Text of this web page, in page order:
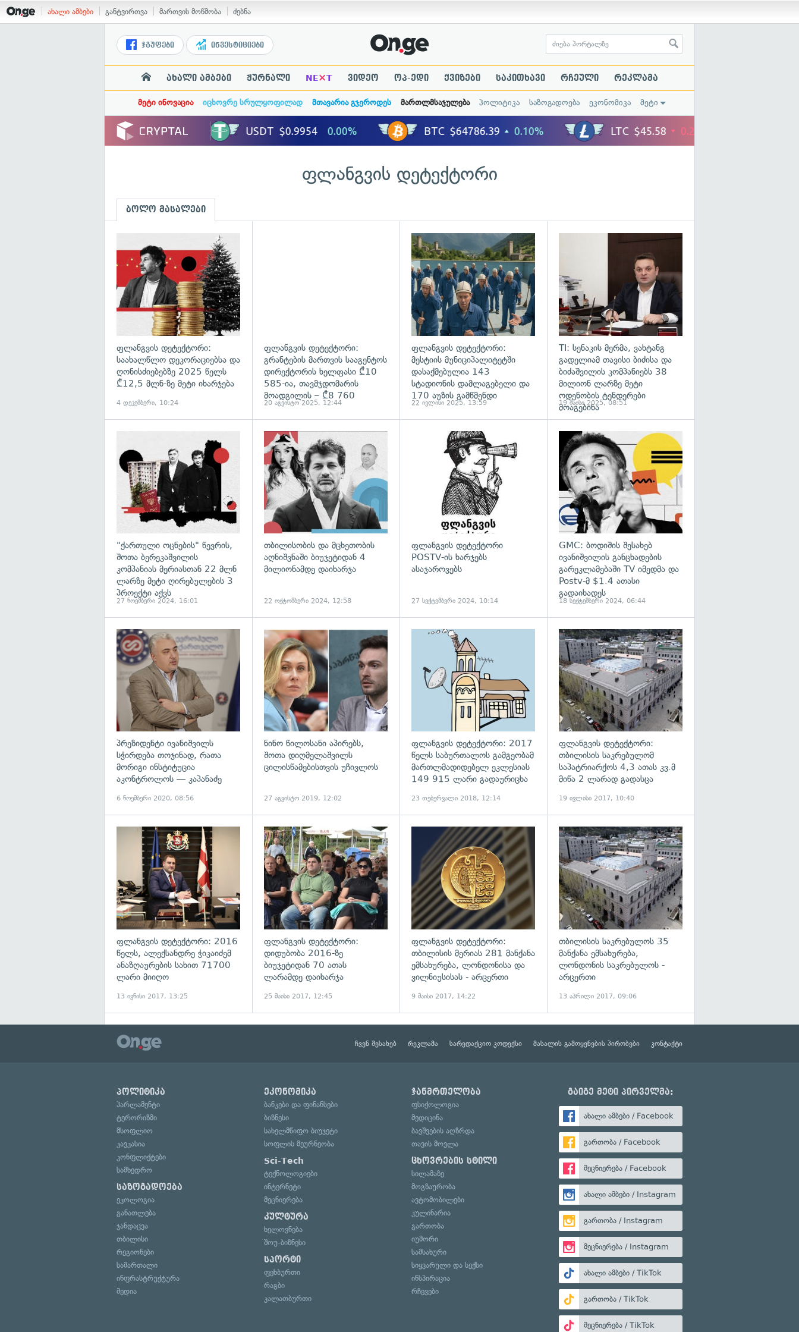
ახალი ამბები განტვირთვა მართვის მოწმობა ძებნა
ჯგუფები ინვესტიციები
ახალი ამბები ჟურნალი NE×T ვიდეო ოპ-ედი ქვიზები საკითხავი რჩეული რეკლამა
მეტი ინოვაცია იცხოვრე სრულყოფილად მთავარია გჯეროდეს მართლმსაჯულება პოლიტიკა საზოგადოება ეკონომიკა მეტი
ფლანგვის დეტექტორი
ბოლო მასალები
ფლანგვის დეტექტორი:
საახალწლო დეკორაციებსა და
ღონისძიებებზე 2025 წელს
₾12,5 მლნ-ზე მეტი იხარჯება
4 დეკემბერი, 10:24
გადახედვა
ფლანგვის დეტექტორი:
გრანტების მართვის სააგენტოს
დირექტორის ხელფასი ₾10
585-ია, თავმჯდომარის
მოადგილის – ₾8 760
20 აგვისტო 2025, 12:44
ფლანგვის დეტექტორი:
მესტიის მუნიციპალიტეტში
დასაქმებულია 143
სტადიონის დამლაგებელი და
170 აუზის გამწმენდი
22 ივლისი 2025, 13:59
TI: სენაკის მერმა, ვახტანგ
გადელიამ თავისი ბიძისა და
ბიძაშვილის კომპანიებს 38
მილიონ ლარზე მეტი
ოდენობის ტენდერები
მოაგებინა
19 მაისი 2025, 08:51
გადახედვა
"ქართული ოცნების" წევრის,
შოთა ბერეკაშვილის
კომპანიას მერიასთან 22 მლნ
ლარზე მეტი ღირებულების 3
პროექტი აქვს
27 ნოემბერი 2024, 16:01
თბილისობის და მცხეთობის
აღნიშვნაში ბიუჯეტიდან 4
მილიონამდე დაიხარჯა
22 ოქტომბერი 2024, 12:58
გადახედვა
ფლანგვის დეტექტორი
POSTV-ის ხარჯებს
ასაჯაროვებს
27 სექტემბერი 2024, 10:14
GMC: ბოდიშის შესახებ
ივანიშვილის განცხადების
გარეკლამებაში TV იმედმა და
Postv-მ $1.4 ათასი
გადაიხადეს
18 სექტემბერი 2024, 06:44
პრეზიდენტი ივანიშვილს
სჭირდება თოჯინად, რათა
მორიგი ინსტიტუცია
აკონტროლოს — კაპანაძე
6 ნოემბერი 2020, 08:56
ნინო წილოსანი აპირებს,
შოთა დიღმელაშვილს
ცილისწამებისთვის უჩივლოს
27 აგვისტო 2019, 12:02
გადახედვა
ფლანგვის დეტექტორი: 2017
წელს საბურთალოს გამგეობამ
მართლმადიდებელ ეკლესიას
149 915 ლარი გადაურიცხა
23 თებერვალი 2018, 12:14
ფლანგვის დეტექტორი:
თბილისის საკრებულომ
საპატრიარქოს 4,3 ათას კვ.მ
მიწა 2 ლარად გადასცა
19 ივლისი 2017, 10:40
გადახედვა
ფლანგვის დეტექტორი: 2016
წელს, ალექსანდრე ჭიკაიძემ
ანაზღაურების სახით 71700
ლარი მიიღო
13 ივნისი 2017, 13:25
გადახედვა
ფლანგვის დეტექტორი:
დიდუბობა 2016-ზე
ბიუჯეტიდან 70 ათას
ლარამდე დაიხარჯა
25 მაისი 2017, 12:45
გადახედვა
ფლანგვის დეტექტორი:
თბილისის მერიას 281 მანქანა
ემსახურება, ლონდონისა და
ვილნიუსისას - არცერთი
9 მაისი 2017, 14:22
თბილისის საკრებულოს 35
მანქანა ემსახურება,
ლონდონის საკრებულოს -
არცერთი
13 აპრილი 2017, 09:06
ჩვენ შესახებ რეკლამა სარედაქციო კოდექსი მასალის გამოყენების პირობები კონტაქტი
პოლიტიკა
პარლამენტი
ტერორიზმი
მსოფლიო
კავკასია
კონფლიქტები
სამხედრო
საზოგადოება
ეკოლოგია
განათლება
ჯანდაცვა
თბილისი
რეგიონები
სამართალი
ინფრასტრუქტურა
მედია
ეკონომიკა
ბანკები და ფინანსები
ბიზნესი
სახელმწიფო ბიუჯეტი
სოფლის მეურნეობა
Sci-Tech
ტექნოლოგიები
ინტერნეტი
მეცნიერება
კულტურა
ხელოვნება
შოუ-ბიზნესი
სპორტი
ფეხბურთი
რაგბი
კალათბურთი
ჯანმრთელობა
ფსიქოლოგია
მედიცინა
ბავშვების აღზრდა
თავის მოვლა
ცხოვრების სტილი
სილამაზე
მოგზაურობა
ავტომობილები
კულინარია
გართობა
იუმორი
სამსახური
სიყვარული და სექსი
ინსპირაცია
რჩევები
გაიგე მეტი პირველმა:
ახალი ამბები / Facebook
გართობა / Facebook
მეცნიერება / Facebook
ახალი ამბები / Instagram
გართობა / Instagram
მეცნიერება / Instagram
ახალი ამბები / TikTok
გართობა / TikTok
მეცნიერება / TikTok